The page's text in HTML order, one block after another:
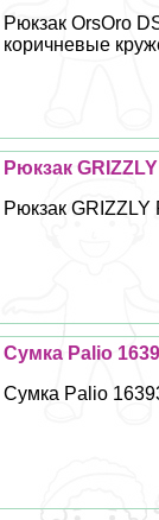
Рюкзак OrsOro
коричневые
Рюкзак
Рюкзак
Сумка Palio
Сумка Palio